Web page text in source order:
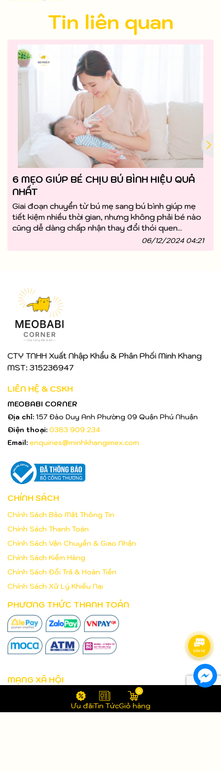
Ưu đãiTin TứcGiỏ hàng
0
Tin liên quan
6 MẸO GIÚP BÉ CHỊU BÚ BÌNH HIỆU QUẢ
NHẤT
Giai đoạn chuyển từ bú mẹ sang bú bình giúp mẹ
tiết kiệm nhiều thời gian, nhưng không phải bé nào
cũng dễ dàng chấp nhận thay đổi thói quen...
06/12/2024 04:21
CTY TNHH Xuất Nhập Khẩu & Phân Phối Minh Khang
MST: 315236947
LIÊN HỆ & CSKH
MEOBABI CORNER
Địa chỉ: 157 Đào Duy Anh Phường 09 Quận Phú Nhuận
Điện thoại: 0383 909 234
Email: enquiries@minhkhangimex.com
CHÍNH SÁCH
Chính Sách Bảo Mật Thông Tin
Chính Sách Thanh Toán
Chính Sách Vận Chuyển & Giao Nhận
Chính Sách Kiểm Hàng
Chính Sách Đổi Trả & Hoàn Tiền
Chính Sách Xử Lý Khiếu Nại
PHƯƠNG THỨC THANH TOÁN
MẠNG XÃ HỘI